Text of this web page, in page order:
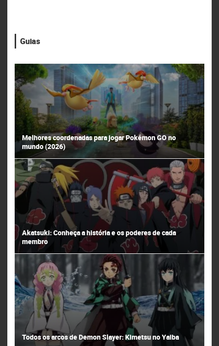
Guias
Melhores coordenadas para jogar Pokémon GO no
mundo (2026)
Akatsuki: Conheça a história e os poderes de cada
membro
Todos os arcos de Demon Slayer: Kimetsu no Yaiba